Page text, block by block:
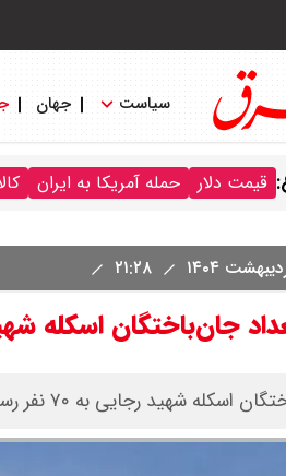
سیاست جهان
قیمت دلار حمله آمریکا به ایران
جان‌باختگان اسکله
اسکله شهید رجایی به ۷۰ نفر رسید.